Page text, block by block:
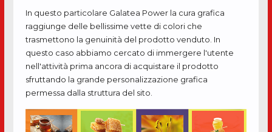
In questo particolare Galatea Power la cura grafica
raggiunge delle bellissime vette di colori che
trasmettono la genuinità del prodotto venduto. In
questo caso abbiamo cercato di immergere l'utente
nell'attività prima ancora di acquistare il prodotto
sfruttando la grande personalizzazione grafica
permessa dalla struttura del sito.